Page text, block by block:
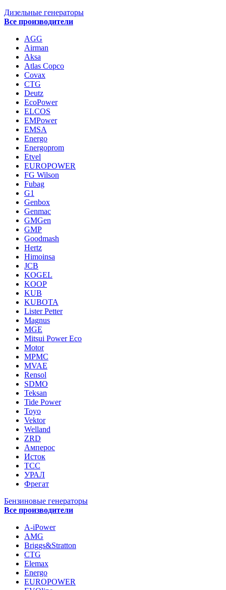
Дизельные генераторы
Все производители
AGG
Airman
Aksa
Atlas Copco
Covax
CTG
Deutz
EcoPower
ELCOS
EMPower
EMSA
Energo
Energoprom
Etvel
EUROPOWER
FG Wilson
Fubag
G1
Genbox
Genmac
GMGen
GMP
Goodmash
Hertz
Himoinsa
JCB
KOGEL
KOOP
KUB
KUBOTA
Lister Petter
Magnus
MGE
Mitsui Power Eco
Motor
MPMC
MVAE
Rensol
SDMO
Teksan
Tide Power
Toyo
Vektor
Welland
ZRD
Амперос
Исток
ТСС
УРАЛ
Фрегат
Бензиновые генераторы
Все производители
A-iPower
AMG
Briggs&Stratton
CTG
Elemax
Energo
EUROPOWER